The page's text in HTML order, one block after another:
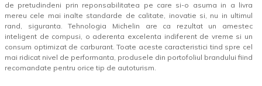
de pretudindeni prin reponsabilitatea pe care si-o asuma in a livra
mereu cele mai inalte standarde de calitate, inovatie si, nu in ultimul
rand, siguranta. Tehnologia Michelin are ca rezultat un amestec
inteligent de compusi, o aderenta excelenta indiferent de vreme si un
consum optimizat de carburant. Toate aceste caracteristici tind spre cel
mai ridicat nivel de performanta, produsele din portofoliul brandului fiind
recomandate pentru orice tip de autoturism.